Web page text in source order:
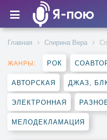
Главная Спирина Вера
ЖАНРЫ: РОК
АВТОРСКАЯ ДЖАЗ,
ЭЛЕКТРОННАЯ
МЕЛОДЕКЛАМАЦИЯ